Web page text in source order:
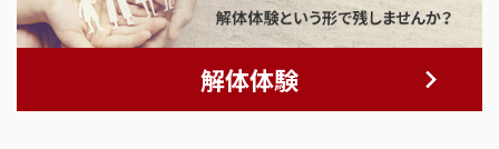
解体体験